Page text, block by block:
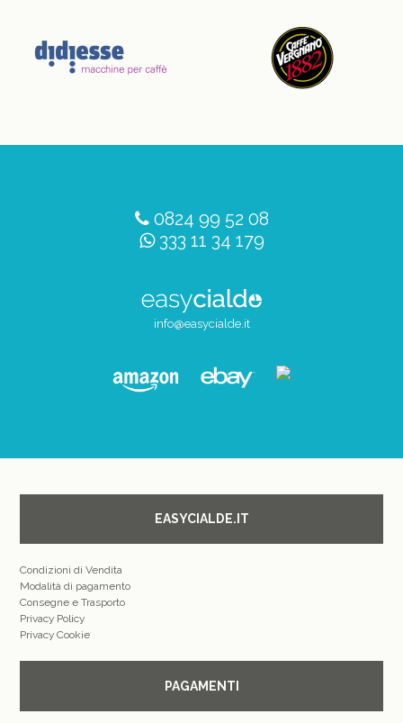
0824 99 52 08
333 11 34 179
info@easycialde.it
EASYCIALDE.IT
Condizioni di Vendita
Modalità di pagamento
Consegne e Trasporto
Privacy Policy
Privacy Cookie
PAGAMENTI